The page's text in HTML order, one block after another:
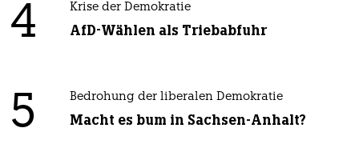
4 Krise der Demokratie
AfD-Wählen als Triebabfuhr
5 Bedrohung der liberalen Demokratie
Macht es bum in Sachsen-Anhalt?